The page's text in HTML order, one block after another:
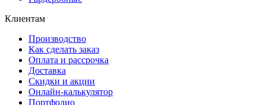
Клиентам
Производство
Как сделать заказ
Оплата и рассрочка
Доставка
Скидки и акции
Онлайн-калькулятор
Портфолио